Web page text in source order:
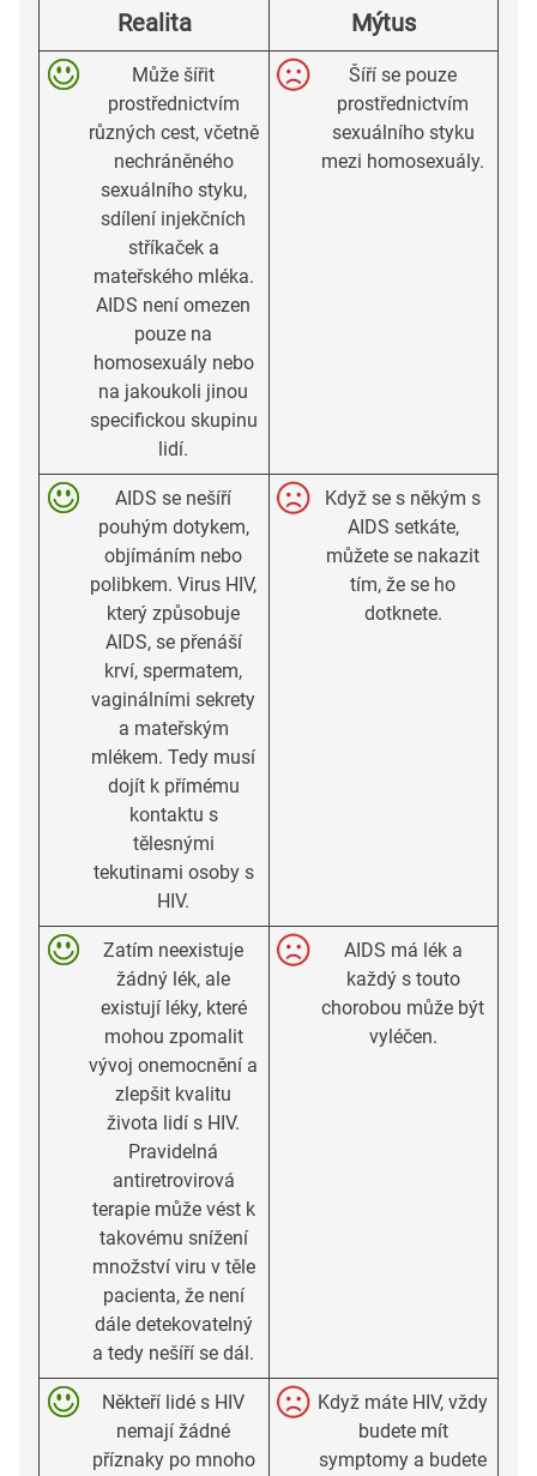
Realita Mýtus
Může šířit
prostřednictvím
různých cest, včetně
nechráněného
sexuálního styku,
sdílení injekčních
stříkaček a
mateřského mléka.
AIDS není omezen
pouze na
homosexuály nebo
na jakoukoli jinou
specifickou skupinu
lidí.
Šíří se pouze
prostřednictvím
sexuálního styku
mezi homosexuály.
AIDS se nešíří
pouhým dotykem,
objímáním nebo
polibkem. Virus HIV,
který způsobuje
AIDS, se přenáší
krví, spermatem,
vaginálními sekrety
a mateřským
mlékem. Tedy musí
dojít k přímému
kontaktu s
tělesnými
tekutinami osoby s
HIV.
Když se s někým s
AIDS setkáte,
můžete se nakazit
tím, že se ho
dotknete.
Zatím neexistuje
žádný lék, ale
existují léky, které
mohou zpomalit
vývoj onemocnění a
zlepšit kvalitu
života lidí s HIV.
Pravidelná
antiretrovirová
terapie může vést k
takovému snížení
množství viru v těle
pacienta, že není
dále detekovatelný
a tedy nešíří se dál.
AIDS má lék a
každý s touto
chorobou může být
vyléčen.
Někteří lidé s HIV
nemají žádné
příznaky po mnoho
Když máte HIV, vždy
budete mít
symptomy a budete